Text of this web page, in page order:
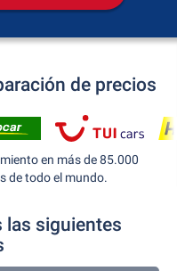
de precios
en más de 85.000
de todo el mundo.
las siguientes